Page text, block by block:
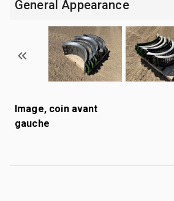
General Appearance
Image, coin avant
gauche